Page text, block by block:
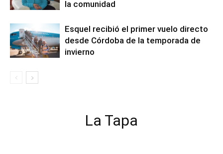
la comunidad
Esquel recibió el primer vuelo directo
desde Córdoba de la temporada de
invierno
La Tapa